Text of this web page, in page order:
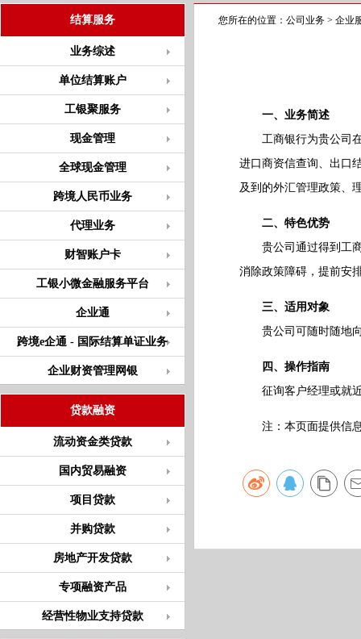
结算服务
业务综述
单位结算账户
工银聚服务
现金管理
全球现金管理
跨境人民币业务
代理业务
财智账户卡
工银小微金融服务平台
企业通
跨境e企通 - 国际结算单证业务
企业财资管理网银
贷款融资
流动资金类贷款
国内贸易融资
项目贷款
并购贷款
房地产开发贷款
专项融资产品
经营性物业支持贷款
您所在的位置： 公司业务 > 企业
一、业务简述
工商银行为贵公司在
进口商资信查询、出口
及到的外汇管理政策、
二、特色优势
贵公司通过得到工商
消除政策障碍，提前安
三、适用对象
贵公司可随时随地向
四、操作指南
征询客户经理或就近
注：本页面提供信息